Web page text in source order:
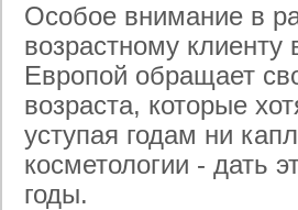
Особое внимание в
возрастному
Европой обращает
возраста, которые
уступая годам ни
косметологии - дать
годы.